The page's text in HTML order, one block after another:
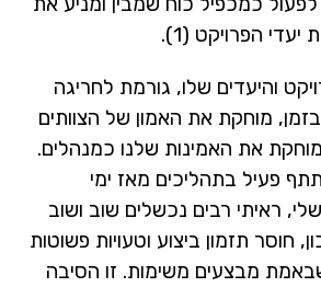
הפרויקט (1).
והיעדים שלו, גורמת לחריגה
מוחקת את האמון של הצוותים
את האמינות שלנו כמנהלים.
פעיל בתהליכים מאז ימי
ראיתי רבים נכשלים שוב ושוב
חוסר תזמון ביצוע וטעויות פשוטות
מבצעים משימות. זו הסיבה